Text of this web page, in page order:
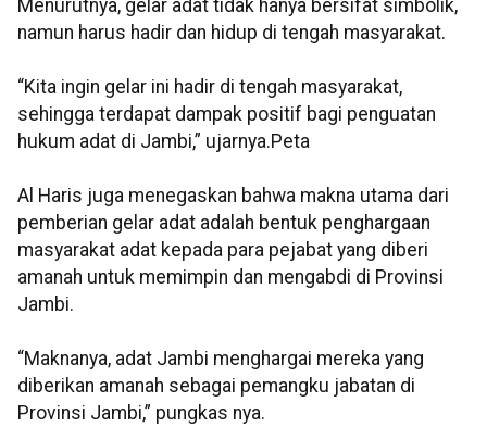
Menurutnya, gelar adat tidak hanya bersifat simbolik,
namun harus hadir dan hidup di tengah masyarakat.
“Kita ingin gelar ini hadir di tengah masyarakat,
sehingga terdapat dampak positif bagi penguatan
hukum adat di Jambi,” ujarnya.Peta
Al Haris juga menegaskan bahwa makna utama dari
pemberian gelar adat adalah bentuk penghargaan
masyarakat adat kepada para pejabat yang diberi
amanah untuk memimpin dan mengabdi di Provinsi
Jambi.
“Maknanya, adat Jambi menghargai mereka yang
diberikan amanah sebagai pemangku jabatan di
Provinsi Jambi,” pungkas nya.